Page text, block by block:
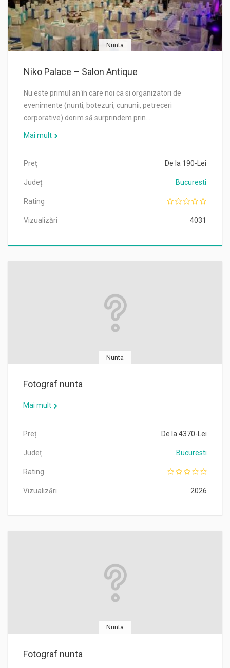
Nunta
Niko Palace – Salon Antique
Nu este primul an în care noi ca si organizatori de
evenimente (nunti, botezuri, cununii, petreceri
corporative) dorim să surprindem prin…
Mai mult
Preț De la 190-Lei
Județ Bucuresti
Rating
Vizualizări 4031
Nunta
Fotograf nunta
Mai mult
Preț De la 4370-Lei
Județ Bucuresti
Rating
Vizualizări 2026
Nunta
Fotograf nunta